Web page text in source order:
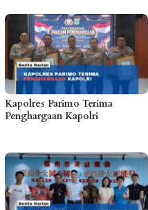
Kapolres Parimo Terima
Penghargaan Kapolri